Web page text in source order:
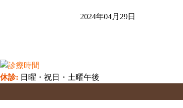
2024年04月29日
休診: 日曜・祝日・土曜午後